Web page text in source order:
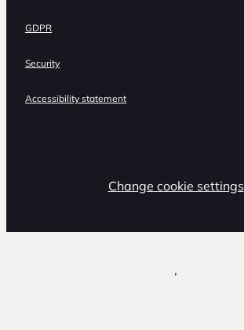
GDPR
Security
Accessibility statement
Change cookie settings
,